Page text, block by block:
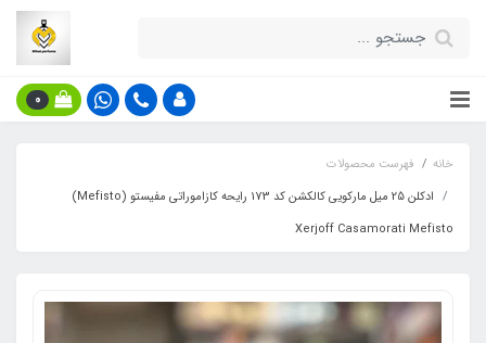
0
خانه
فهرست محصولات
ادکلن 25 میل مارکویی کالکشن کد 173 رایحه کازاموراتی مفیستو (Mefisto)
Xerjoff Casamorati Mefisto